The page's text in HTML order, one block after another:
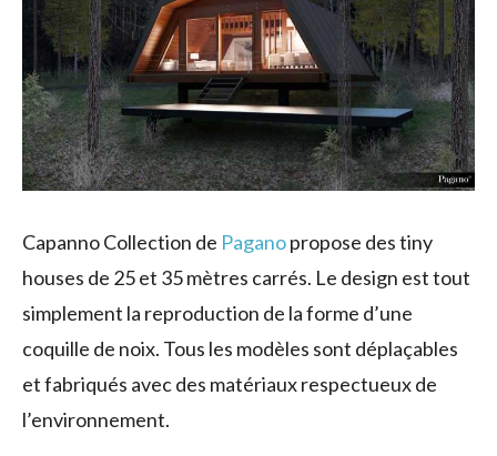
Capanno Collection de Paganopropose des tiny
houses de 25 et 35 mètres carrés. Le design est tout
simplement la reproduction de la forme d’une
coquille de noix. Tous les modèles sont déplaçables
et fabriqués avec des matériaux respectueux de
l’environnement.